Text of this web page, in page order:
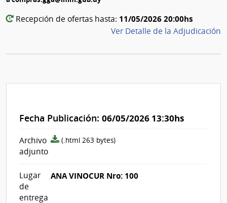
Recepción de ofertas hasta: 11/05/2026 20:00hs
Ver Detalle de la Adjudicación
Fecha Publicación: 06/05/2026 13:30hs
Archivo
adjunto
archivo
(.html 263 bytes)
Lugar
de
entrega
ANA VINOCUR Nro: 100